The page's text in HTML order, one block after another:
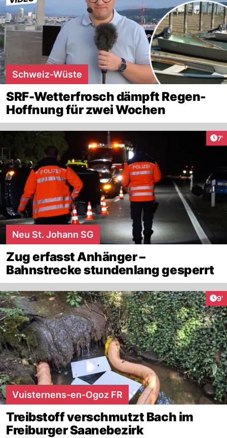
Schweiz-Wüste
SRF-Wetterfrosch dämpft Regen-
Hoffnung für zwei Wochen
7'
Neu St. Johann SG
Zug erfasst Anhänger –
Bahnstrecke stundenlang gesperrt
9'
Vuisternens-en-Ogoz FR
Treibstoff verschmutzt Bach im
Freiburger Saanebezirk